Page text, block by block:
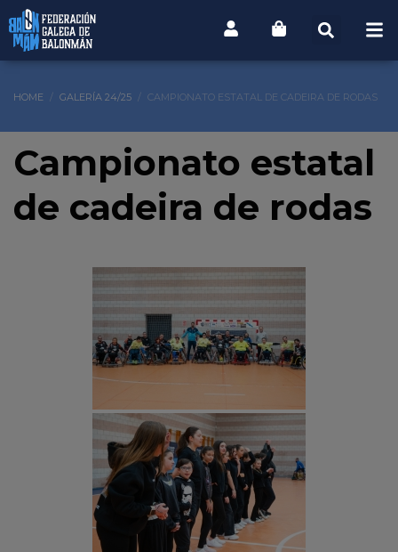
HOME GALERÍA 24/25 CAMPIONATO ESTATAL DE CADEIRA DE RODAS
Campionato estatal
de cadeira de rodas